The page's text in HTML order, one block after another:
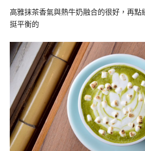
高雅抹茶香氣與熱牛奶融合的很好，再點
挺平衡的